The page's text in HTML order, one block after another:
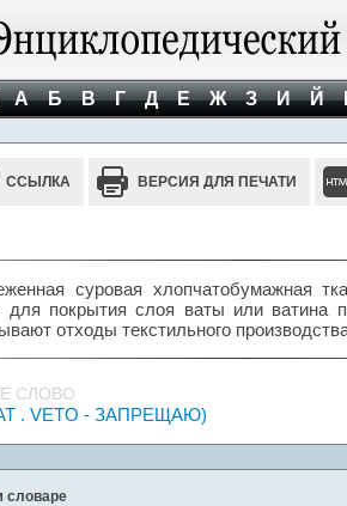
А Б В Г Д Е Ж З И Й
ССЫЛКА ВЕРСИЯ ДЛЯ ПЕЧАТИ
суровая хлопчатобумажная
для покрытия слоя ваты или ватина
отходы текстильного
СЛОВО
. VETO - ЗАПРЕЩАЮ)
словаре